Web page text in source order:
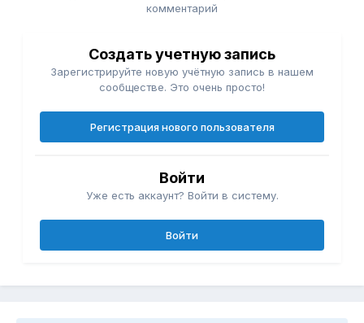
комментарий
Создать учетную запись
Зарегистрируйте новую учётную запись в нашем
сообществе. Это очень просто!
Регистрация нового пользователя
Войти
Уже есть аккаунт? Войти в систему.
Войти